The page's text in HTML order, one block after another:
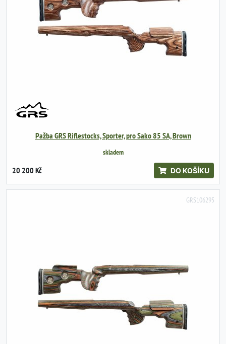
Pažba GRS Riflestocks, Sporter, pro Sako 85 SA, Brown
skladem
20 200 Kč DO KOŠÍKU
GRS106295